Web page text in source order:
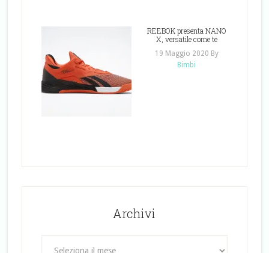
REEBOK presenta NANO
X, versatile come te
19 Maggio 2020 By
Bimbi
Archivi